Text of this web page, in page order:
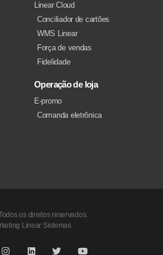
Linear Cloud
Conciliador de cartões
WMS Linear
Força de vendas
Fidelidade
Operação de loja
E-promo
Comanda eletrônica
os direitos reservados.
Linear Sistemas.